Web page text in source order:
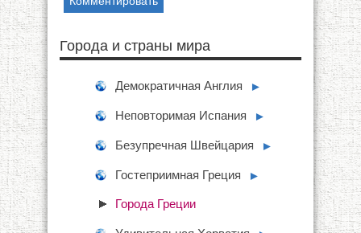
Города и страны мира
Демократичная Англия ►
Неповторимая Испания ►
Безупречная Швейцария ►
Гостеприимная Греция ►
Города Греции